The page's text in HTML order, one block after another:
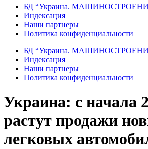
БД “Украина.
Индекcация
Наши партнеры
Политика конфиденциальности
БД “Украина.
Индекcация
Наши партнеры
Политика конфиденциальности
Украина: с начала
растут продажи
легковых